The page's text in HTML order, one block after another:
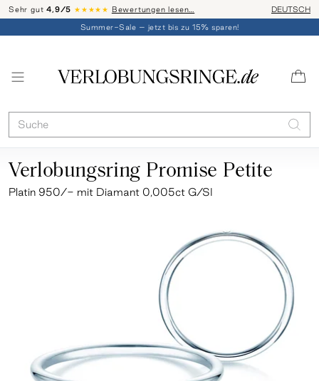
Sehr gut4,9/5 ★★★★★ Bewertungen lesen… Telefon-
DEUTSCH
Summer-Sale – jetzt bis zu 15% sparen!
Verlobungsring Promise Petite
Platin 950/- mit Diamant 0,005ct G/SI